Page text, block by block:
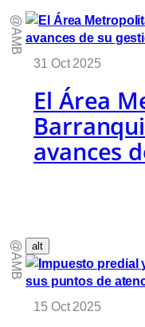
@AMB
31 Oct 2025
El Área
avances
@AMB alt
15 Oct 2025